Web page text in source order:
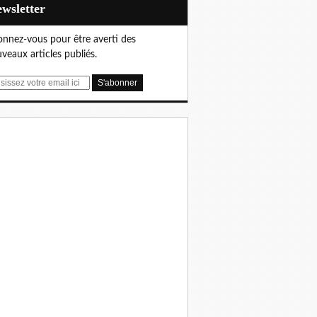
vous pour être averti des
articles publiés.